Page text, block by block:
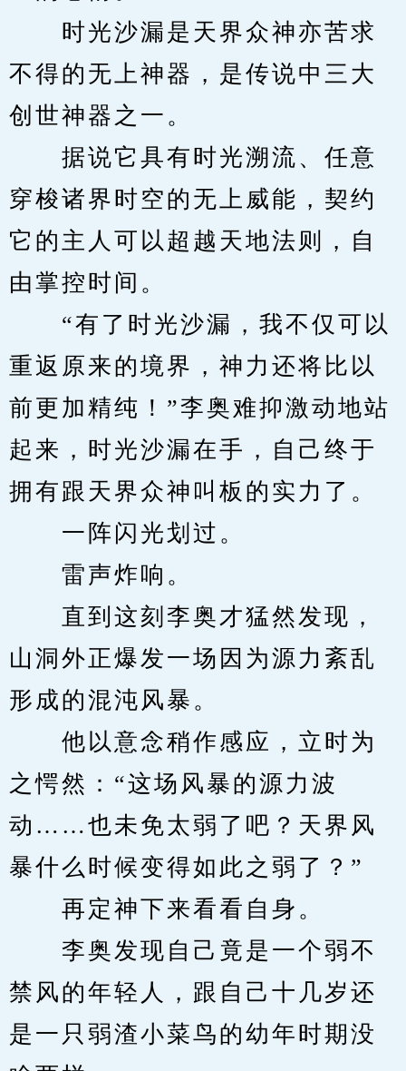
时光沙漏是天界众神亦苦求
不得的无上神器，是传说中三大
创世神器之一。
据说它具有时光溯流、任意
穿梭诸界时空的无上威能，契约
它的主人可以超越天地法则，自
由掌控时间。
“有了时光沙漏，我不仅可以
重返原来的境界，神力还将比以
前更加精纯！”李奥难抑激动地站
起来，时光沙漏在手，自己终于
拥有跟天界众神叫板的实力了。
一阵闪光划过。
雷声炸响。
直到这刻李奥才猛然发现，
山洞外正爆发一场因为源力紊乱
形成的混沌风暴。
他以意念稍作感应，立时为
之愕然：“这场风暴的源力波
动……也未免太弱了吧？天界风
暴什么时候变得如此之弱了？”
再定神下来看看自身。
李奥发现自己竟是一个弱不
禁风的年轻人，跟自己十几岁还
是一只弱渣小菜鸟的幼年时期没